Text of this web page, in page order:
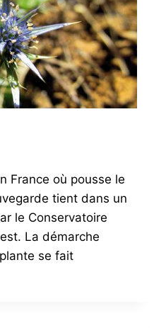
France où pousse le
tient dans un
le Conservatoire
La démarche
se fait